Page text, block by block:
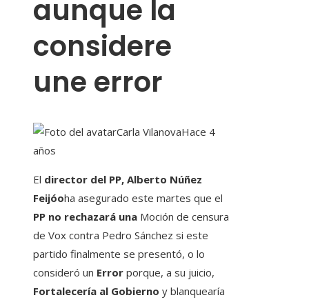
aunque la
considere
une error
Carla VilanovaHace 4
años
El director del PP, Alberto Núñez
Feijóoha asegurado este martes que el
PP no rechazará una Moción de censura
de Vox contra Pedro Sánchez si este
partido finalmente se presentó, o lo
consideró un Error porque, a su juicio,
Fortalecería al Gobierno y blanquearía